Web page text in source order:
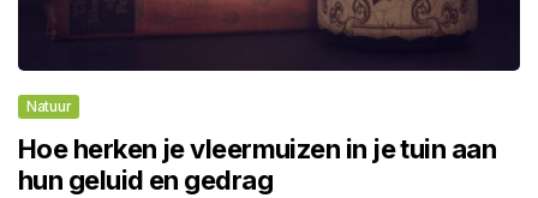
Natuur
Hoe herken je vleermuizen in je tuin aan
hun geluid en gedrag